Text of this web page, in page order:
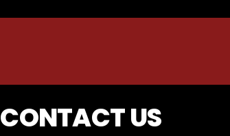
CONTACT US